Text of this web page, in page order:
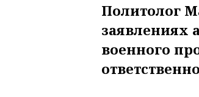
Политолог
заявлениях
военного